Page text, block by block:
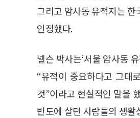
그리고 암사동 유적지는
인정했다.
넬슨 박사는‘서울 암사동
“유적이 중요하다고 그대
것”이라고 현실적인 말을
반도에 살던 사람들의 생